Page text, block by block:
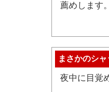
薦めします
まさかのシ
夜中に目覚